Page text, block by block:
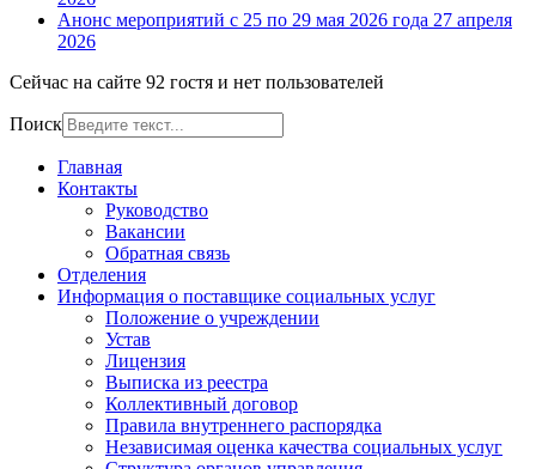
Анонс мероприятий с 25 по 29 мая 2026 года 27 апреля
2026
Сейчас на сайте 92 гостя и нет пользователей
Поиск
Главная
Контакты
Руководство
Вакансии
Обратная связь
Отделения
Информация о поставщике социальных услуг
Положение о учреждении
Устав
Лицензия
Выписка из реестра
Коллективный договор
Правила внутреннего распорядка
Независимая оценка качества социальных услуг